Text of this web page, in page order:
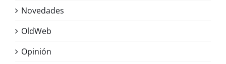
Novedades
OldWeb
Opinión